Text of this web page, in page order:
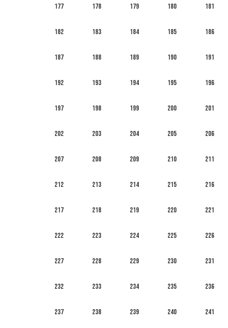
177 178 179 180 181
182 183 184 185 186
187 188 189 190 191
192 193 194 195 196
197 198 199 200 201
202 203 204 205 206
207 208 209 210 211
212 213 214 215 216
217 218 219 220 221
222 223 224 225 226
227 228 229 230 231
232 233 234 235 236
237 238 239 240 241